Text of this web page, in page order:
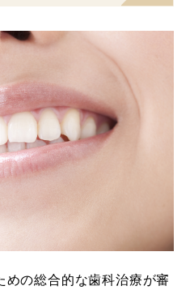
めの総合的な歯科治療が審